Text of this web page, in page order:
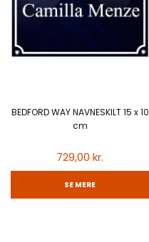
BEDFORD WAY NAVNESKILT 15 x 10
cm
729,00 kr.
SE MERE